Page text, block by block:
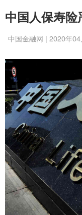
中国人保寿
中国金融网 | 2020年